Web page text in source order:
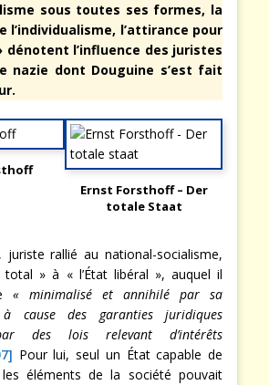
sous toutes ses formes, la
l’individualisme, l’attirance pour
dénotent l’influence des juristes
nazie dont Douguine s’est fait
Ernst Forsthoff – Der
totale Staat
juriste rallié au national-socialisme,
total » à « l’État libéral », auquel il
« minimalisé et annihilé par sa
à cause des garanties juridiques
des lois relevant d’intérêts
Pour lui, seul un État capable de
éléments de la société pouvait